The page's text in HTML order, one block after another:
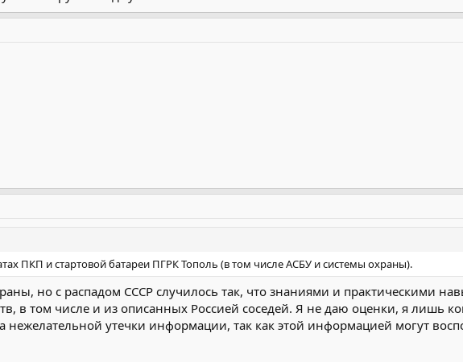
ПКП и стартовой батареи ПГРК Тополь (в том числе АСБУ и системы охраны).
но с распадом СССР случилось так, что знаниями и практическими
в том числе и из описанных Россией соседей. Я не даю оценки, я лишь
нежелательной утечки информации, так как этой информацией могут